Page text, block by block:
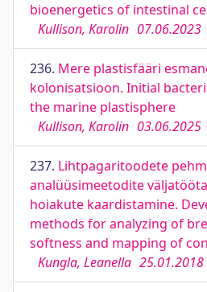
bioenergetics of intestinal
Kullison, Karolin 07.06.2023
236. Mere plastisfääri
kolonisatsioon. Initial
the marine plastisphere
Kullison, Karolin 03.06.2025
237. Lihtpagaritoodete
analüüsimeetodite
hoiakute kaardistamine.
methods for analyzing of
softness and mapping of
Kungla, Leanella 25.01.2018